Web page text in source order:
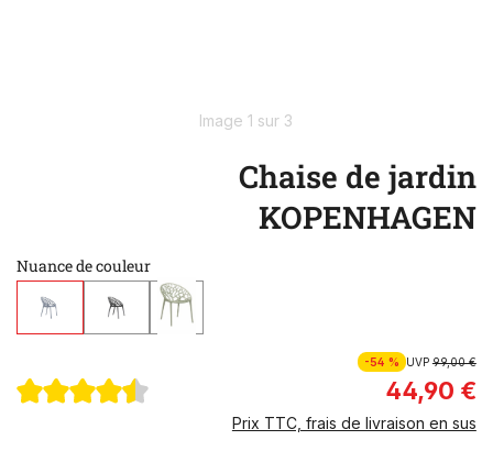
Image 1 sur 3
Chaise de jardin
KOPENHAGEN
Nuance de couleur
-54 % UVP99,00 €
44,90 €
Prix TTC, frais de livraison en sus